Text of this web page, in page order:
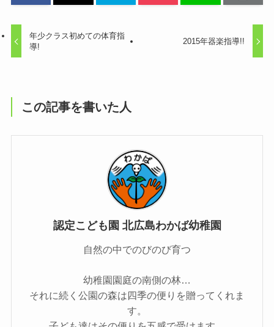
年少クラス初めての体育指
導!
2015年器楽指導!!
この記事を書いた人
認定こども園 北広島わかば幼稚園
自然の中でのびのび育つ
幼稚園園庭の南側の林…
それに続く公園の森は四季の便りを贈ってくれま
す。